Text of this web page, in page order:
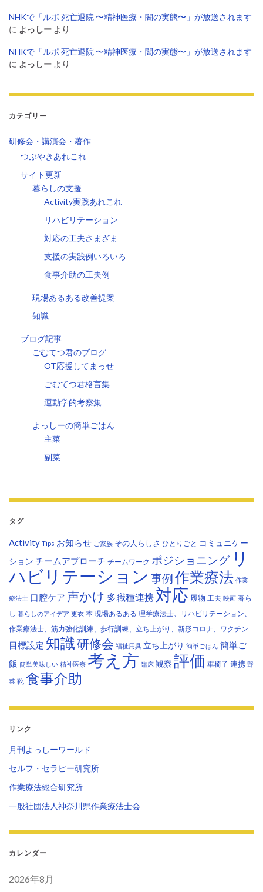
NHKで「ルポ 死亡退院 〜精神医療・闇の実態〜」が放送されます
に よっしー より
NHKで「ルポ 死亡退院 〜精神医療・闇の実態〜」が放送されます
に よっしー より
カテゴリー
研修会・講演会・著作
つぶやきあれこれ
サイト更新
暮らしの支援
Activity実践あれこれ
リハビリテーション
対応の工夫さまざま
支援の実践例いろいろ
食事介助の工夫例
現場あるある改善提案
知識
ブログ記事
ごむてつ君のブログ
OT応援してまっせ
ごむてつ君格言集
運動学的考察集
よっしーの簡単ごはん
主菜
副菜
タグ
Activity Tips お知らせ ご家族 その人らしさ ひとりごと コミュニケー
ション チームアプローチ チームワーク ポジショニング リ
ハビリテーション 事例作業療法 作業
療法士 口腔ケア 声かけ 多職種連携 対応 履物 工夫 映画 暮ら
し 暮らしのアイデア 更衣 本 現場あるある 理学療法士、リハビリテーション、
作業療法士、筋力強化訓練、歩行訓練、立ち上がり、新形コロナ、ワクチン
目標設定 知識研修会 福祉用具 立ち上がり 簡単ごはん 簡単ご
飯 簡単美味しい 精神医療 考え方 臨床 観察 評価 車椅子 連携 野
菜 靴 食事介助
リンク
月刊よっしーワールド
セルフ・セラピー研究所
作業療法総合研究所
一般社団法人神奈川県作業療法士会
カレンダー
2026年8月